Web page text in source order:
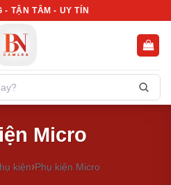
- TẬN TÂM - UY TÍN
Micro
kiện Phụ kiện Micro